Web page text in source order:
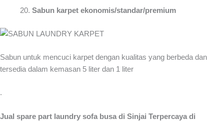
Sabun karpet ekonomis/standar/premium
Sabun untuk mencuci karpet dengan kualitas yang berbeda dan
tersedia dalam kemasan 5 liter dan 1 liter
.
Jual spare part laundry sofa busa di Sinjai Terpercaya di